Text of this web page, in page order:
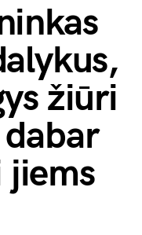
žiūri
jiems